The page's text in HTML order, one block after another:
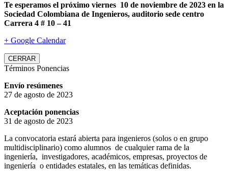
Te esperamos el próximo viernes 10 de noviembre de 2023 en la
Sociedad Colombiana de Ingenieros, auditorio sede centro
Carrera 4 # 10 – 41
+ Google Calendar
CERRAR
Términos Ponencias
Envío resúmenes
27 de agosto de 2023
Aceptación ponencias
31 de agosto de 2023
La convocatoria estará abierta para ingenieros (solos o en grupo
multidisciplinario) como alumnos de cualquier rama de la
ingeniería, investigadores, académicos, empresas, proyectos de
ingeniería o entidades estatales, en las temáticas definidas.